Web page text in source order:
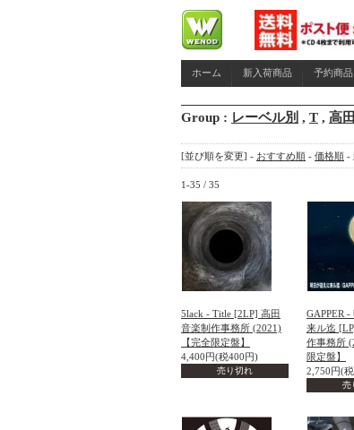
ホーム 新入荷商品 予約商品
Group : レーベル別 , T , 高
[並び順を変更] - おすすめ順 - 価格順 -
1-35 / 35
5lack - Title [2LP] 高田
音楽制作事務所 (2021)
【完全限定盤】
4,400円(税400円)
売り切れ
GAPPER
来ル迄
作事務所
限定盤】
2,750円(
売